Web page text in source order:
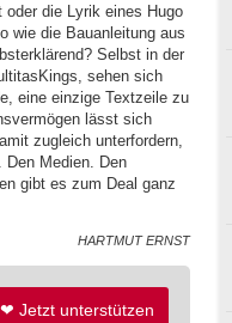
die Lyrik eines Hugo
wie die Bauanleitung aus
Selbst in der
sehen sich
eine einzige Textzeile zu
lässt sich
zugleich unterfordern,
Medien. Den
gibt es zum Deal ganz
HARTMUT ERNST
❤ Jetzt unterstützen